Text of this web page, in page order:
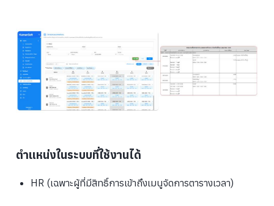
ตำแหน่งในระบบที่ใช้งานได้
HR (เฉพาะผู้ที่มีสิทธิ์การเข้าถึงเมนูจัดการตารางเวลา)